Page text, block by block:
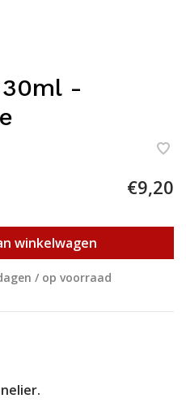
-
€9,20
winkelwagen
/ op voorraad